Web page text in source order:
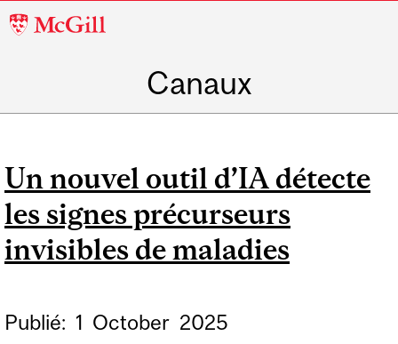
McGill
Canaux
Un nouvel outil d’IA détecte
les signes précurseurs
invisibles de maladies
Publié: 1 October 2025